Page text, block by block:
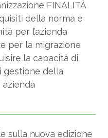
sulla nuova edizione
ed indiretti)